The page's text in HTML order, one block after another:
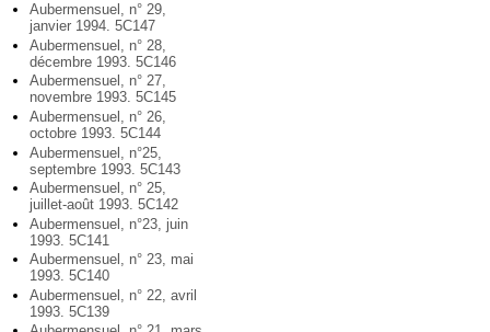
Aubermensuel, n° 29,
janvier 1994. 5C147
Aubermensuel, n° 28,
décembre 1993. 5C146
Aubermensuel, n° 27,
novembre 1993. 5C145
Aubermensuel, n° 26,
octobre 1993. 5C144
Aubermensuel, n°25,
septembre 1993. 5C143
Aubermensuel, n° 25,
juillet-août 1993. 5C142
Aubermensuel, n°23, juin
1993. 5C141
Aubermensuel, n° 23, mai
1993. 5C140
Aubermensuel, n° 22, avril
1993. 5C139